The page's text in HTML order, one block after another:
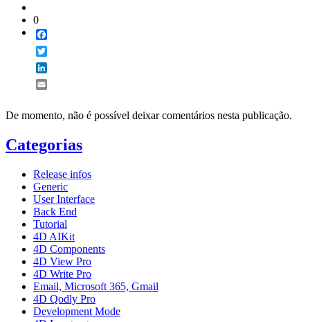
0
De momento, não é possível deixar comentários nesta publicação.
Categorias
Release infos
Generic
User Interface
Back End
Tutorial
4D AIKit
4D Components
4D View Pro
4D Write Pro
Email, Microsoft 365, Gmail
4D Qodly Pro
Development Mode